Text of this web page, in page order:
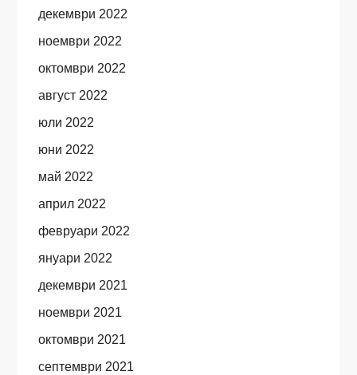
декември 2022
ноември 2022
октомври 2022
август 2022
юли 2022
юни 2022
май 2022
април 2022
февруари 2022
януари 2022
декември 2021
ноември 2021
октомври 2021
септември 2021